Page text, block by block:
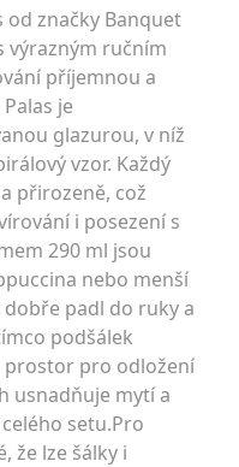
od značky Banquet
výrazným ručním
příjemnou a
je
glazurou, v níž
vzor. Každý
přirozeně, což
i posezení s
290 ml jsou
nebo menší
dobře padl do ruky a
podšálek
prostor pro odložení
usnadňuje mytí a
setu.Pro
že lze šálky i